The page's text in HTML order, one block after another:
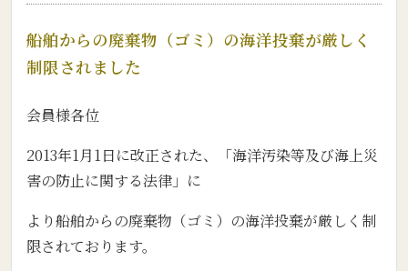
船舶からの廃棄物（ゴミ）の海洋投棄が厳しく
制限されました
会員様各位
2013年1月1日に改正された、「海洋汚染等及び海上災
害の防止に関する法律」に
より船舶からの廃棄物（ゴミ）の海洋投棄が厳しく制
限されております。